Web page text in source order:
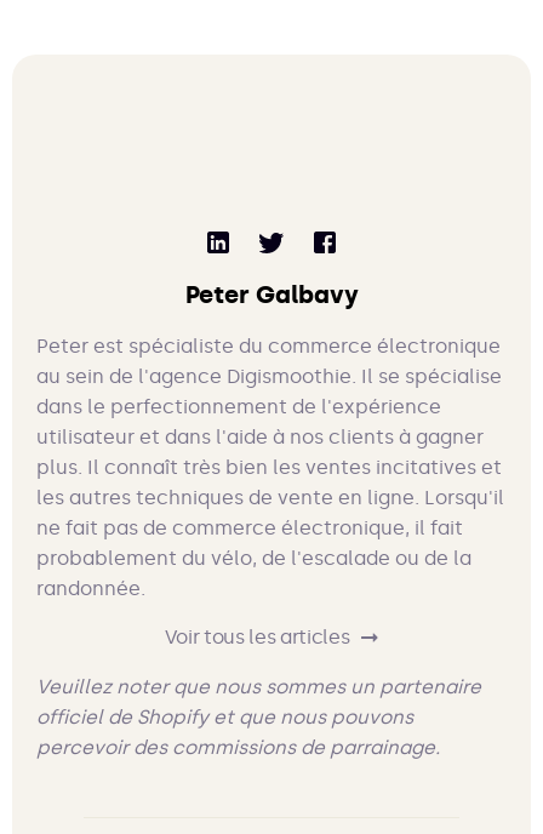
Peter Galbavy
Peter est spécialiste du commerce électronique
au sein de l'agence Digismoothie. Il se spécialise
dans le perfectionnement de l'expérience
utilisateur et dans l'aide à nos clients à gagner
plus. Il connaît très bien les ventes incitatives et
les autres techniques de vente en ligne. Lorsqu'il
ne fait pas de commerce électronique, il fait
probablement du vélo, de l'escalade ou de la
randonnée.
Voir tous les articles
Veuillez noter que nous sommes un partenaire
officiel de Shopify et que nous pouvons
percevoir des commissions de parrainage.